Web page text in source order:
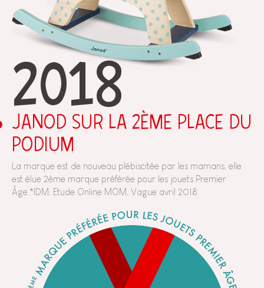
2018
JANOD SUR LA 2ÈME PLACE DU
PODIUM
La marque est de nouveau plébiscitée par les mamans, elle
est élue 2ème marque préférée pour les jouets Premier
Âge.*IDM, Etude Online MOM, Vague avril 2018